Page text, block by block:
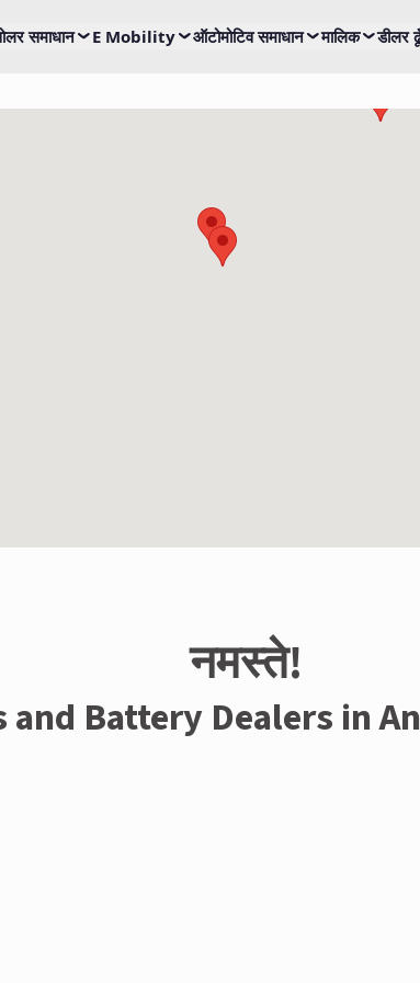
समाधान E Mobility ऑटोमोटिव समाधान मालिक डीलर
नमस्ते!
Battery Dealers in